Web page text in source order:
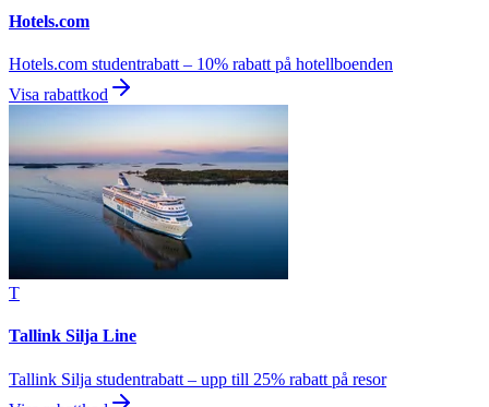
Hotels.com
Hotels.com studentrabatt – 10% rabatt på hotellboenden
Visa rabattkod
T
Tallink Silja Line
Tallink Silja studentrabatt – upp till 25% rabatt på resor